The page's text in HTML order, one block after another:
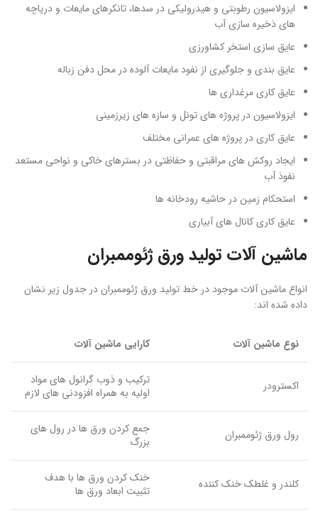
ایزولاسیون رطوبتی و هیدرولیکی در سدها، تانکرهای مایعات و دریاچه
های ذخیره سازی آب
عایق سازی استخر کشاورزی
عایق بندی و جلوگیری از نفود مایعات آلوده در محل دفن زباله
عایق کاری مرغداری ها
ایزولاسیون در پروژه های تونل و سازه های زیرزمینی
عایق کاری در پروژه های عمرانی مختلف
ایجاد روکش های مراقبتی و حفاظتی در بسترهای خاکی و نواحی مستعد
نفوذ آب
استحکام زمین در حاشیه رودخانه ها
عایق کاری کانال های آبیاری
ماشین آلات تولید ورق ژئوممبران
انواع ماشین آلات موجود در خط تولید ورق ژئوممبران در جدول زیر نشان
داده شده اند:
نوع ماشین آلات کارایی ماشین آلات
اکسترودر
ترکیب و ذوب گرانول های مواد
اولیه به همراه افزودنی های لازم
رول ورق ژئوممبران
جمع کردن ورق ها در رول های
بزرگ
کلندر و غلطک خنک کننده
خنک کردن ورق ها با هدف
تثبیت ابعاد ورق ها